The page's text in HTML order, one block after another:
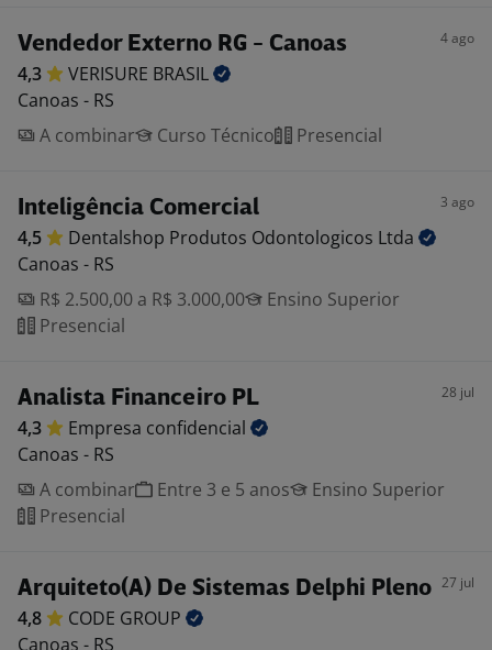
Vendedor Externo RG - Canoas 4 ago
4,3 VERISURE BRASIL
Canoas - RS
A combinar
Curso Técnico Presencial
Inteligência Comercial 3 ago
4,5 Dentalshop Produtos Odontologicos Ltda
Canoas - RS
R$ 2.500,00 a R$ 3.000,00
Ensino Superior
Presencial
Analista Financeiro PL 28 jul
4,3 Empresa confidencial
Canoas - RS
A combinar
Entre 3 e 5 anos
Ensino Superior
Presencial
Arquiteto(A) De Sistemas Delphi Pleno 27 jul
4,8 CODE GROUP
Canoas - RS